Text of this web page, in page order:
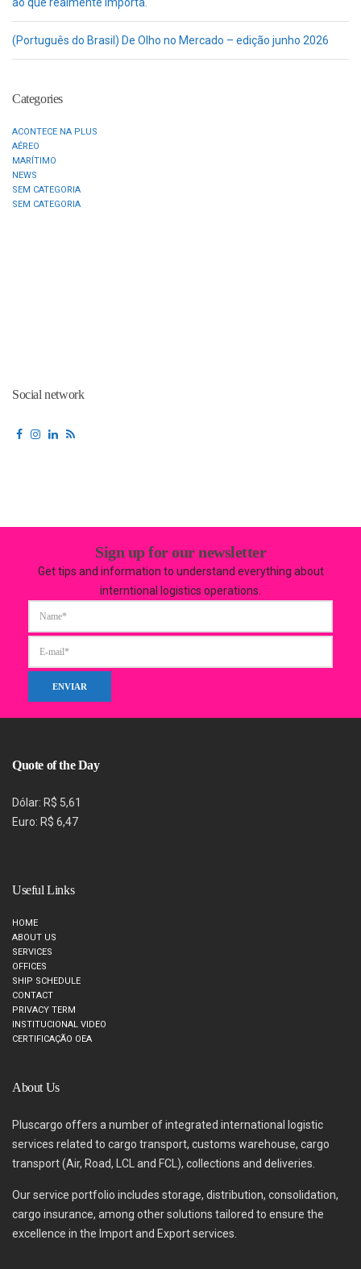
ao que realmente importa.
(Português do Brasil) De Olho no Mercado – edição junho 2026
Categories
ACONTECE NA PLUS
AÉREO
MARÍTIMO
NEWS
SEM CATEGORIA
SEM CATEGORIA
Social network
Sign up for our newsletter
Get tips and information to understand everything about
interntional logistics operations.
Quote of the Day
Dólar: R$ 5,61
Euro: R$ 6,47
Useful Links
HOME
ABOUT US
SERVICES
OFFICES
SHIP SCHEDULE
CONTACT
PRIVACY TERM
INSTITUCIONAL VIDEO
CERTIFICAÇÃO OEA
About Us
Pluscargo offers a number of integrated international logistic
services related to cargo transport, customs warehouse, cargo
transport (Air, Road, LCL and FCL), collections and deliveries.
Our service portfolio includes storage, distribution, consolidation,
cargo insurance, among other solutions tailored to ensure the
excellence in the Import and Export services.